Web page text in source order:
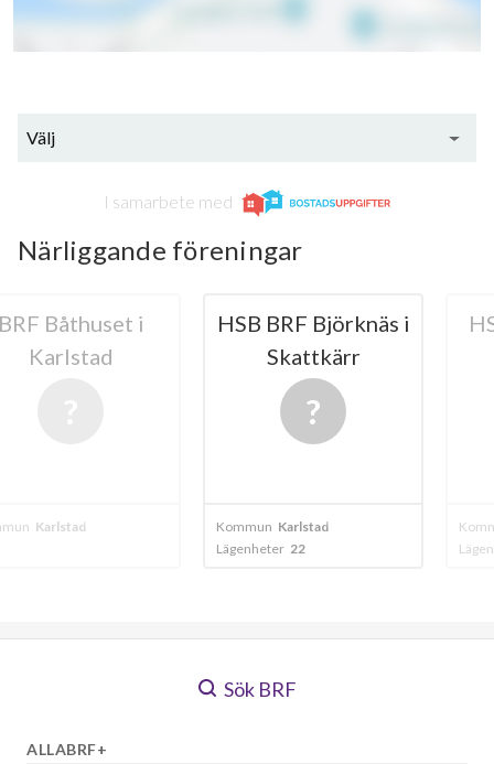
Välj
I samarbete med
Närliggande föreningar
i
HSB BRF Björknäs i
Skattkärr
Karlstad
Lägenheter 22
HSB
Lägenheter 117
Sök BRF
ALLABRF+